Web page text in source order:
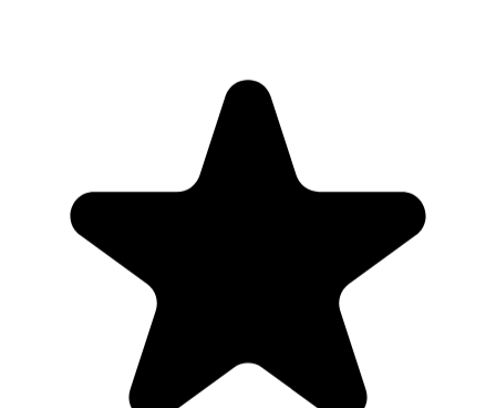
"Seriously, makes my tasks easier to share with the team, and the
free version is quite nice for our little office. Eventually, we will
expand, and this is definitely a great tool to do that! Syncs with my
Workspace and Calendar."